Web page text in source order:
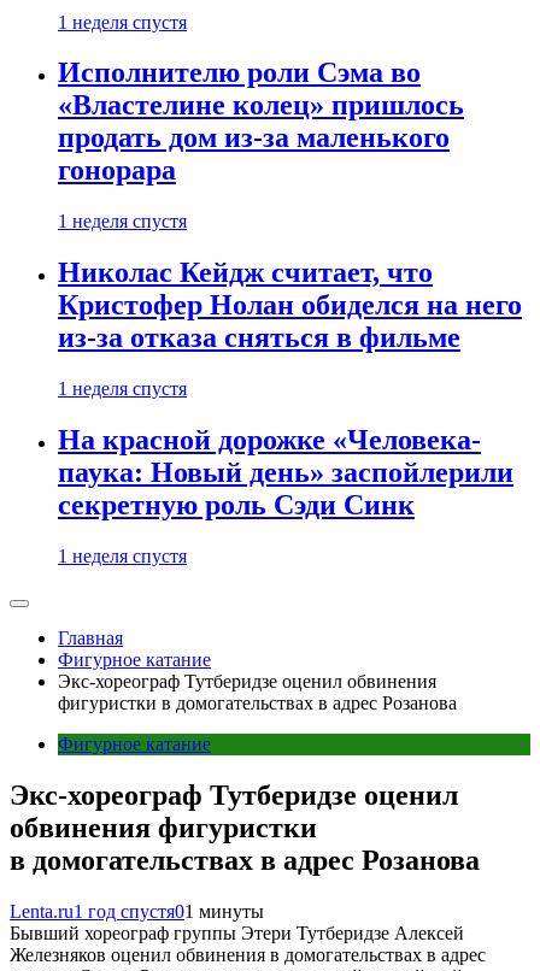
1 неделя спустя
Исполнителю роли Сэма во
«Властелине колец» пришлось
продать дом из-за маленького
гонорара
1 неделя спустя
Николас Кейдж считает, что
Кристофер Нолан обиделся на него
из-за отказа сняться в фильме
1 неделя спустя
На красной дорожке «Человека-
паука: Новый день» заспойлерили
секретную роль Сэди Синк
1 неделя спустя
Главная
Фигурное катание
Экс-хореограф Тутберидзе оценил обвинения
фигуристки в домогательствах в адрес Розанова
Фигурное катание
Экс-хореограф Тутберидзе оценил
обвинения фигуристки
в домогательствах в адрес Розанова
Lenta.ru1 год спустя01 минуты
Бывший хореограф группы Этери Тутберидзе Алексей
Железняков оценил обвинения в домогательствах в адрес